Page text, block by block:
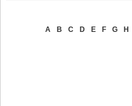
A B C D E F G H